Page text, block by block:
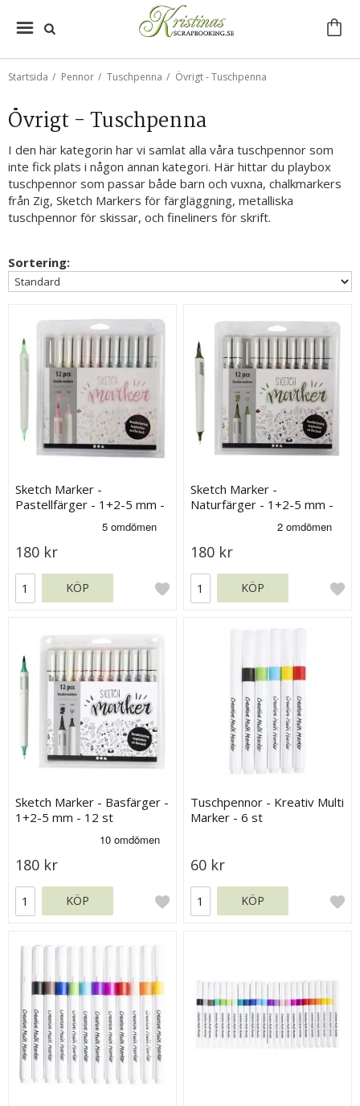
Startsida / Pennor / Tuschpenna / Övrigt - Tuschpenna
Övrigt - Tuschpenna
I den här kategorin har vi samlat alla våra tuschpennor som
inte fick plats i någon annan kategori. Här hittar du playbox
tuschpennor som passar både barn och vuxna, chalkmarkers
från Zig, Sketch Markers för färgläggning, metalliska
tuschpennor för skissar, och fineliners för skrift.
Sortering:
Sketch Marker -
Pastellfärger - 1+2-5 mm -
180 kr
KÖP
Sketch Marker -
Naturfärger - 1+2-5 mm -
180 kr
KÖP
Sketch Marker - Basfärger -
1+2-5 mm - 12 st
180 kr
KÖP
Tuschpennor - Kreativ Multi
Marker - 6 st
60 kr
KÖP